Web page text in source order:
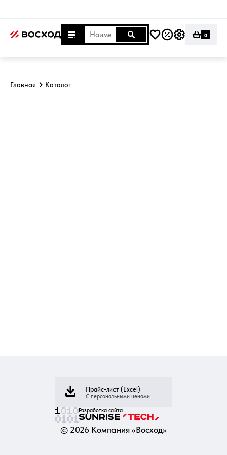
0
Главная Каталог
Прайс-лист (Excel)
С персональными ценами
Разработка сайта
© 2026 Компания «Восход»